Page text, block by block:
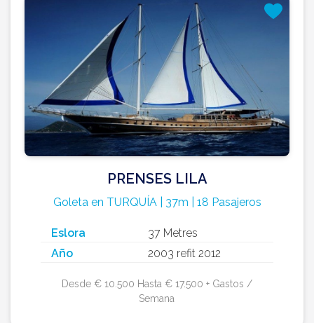
PRENSES LILA
Goleta en TURQUÍA | 37m | 18 Pasajeros
Eslora
37 Metres
Año
2003 refit 2012
Desde € 10.500 Hasta € 17.500 + Gastos /
Semana